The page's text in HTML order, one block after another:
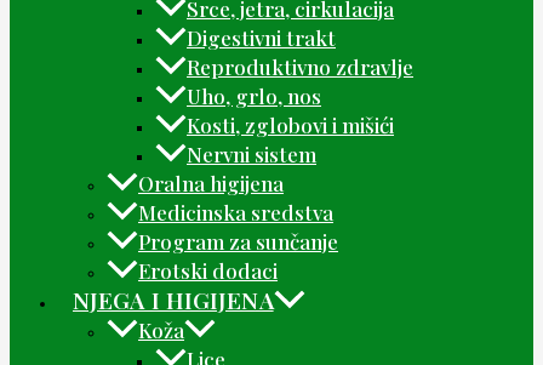
Srce, jetra, cirkulacija
Digestivni trakt
Reproduktivno zdravlje
Uho, grlo, nos
Kosti, zglobovi i mišići
Nervni sistem
Oralna higijena
Medicinska sredstva
Program za sunčanje
Erotski dodaci
NJEGA I HIGIJENA
Koža
Lice